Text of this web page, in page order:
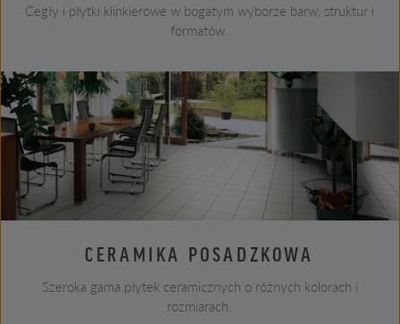
Cegły i płytki klinkierowe w bogatym wyborze barw, struktur i
formatów.
CERAMIKA POSADZKOWA
Szeroka gama płytek ceramicznych o różnych kolorach i
rozmiarach.